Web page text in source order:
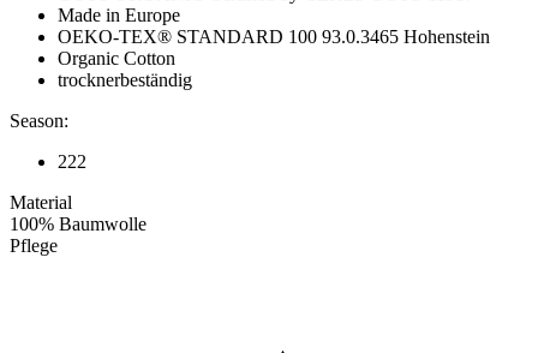
Made in Europe
OEKO-TEX® STANDARD 100 93.0.3465 Hohenstein
Organic Cotton
trocknerbeständig
Season:
222
Material
100% Baumwolle
Pflege